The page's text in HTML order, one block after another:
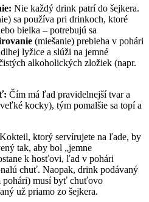
Nie každý drink patrí do šejkera.
sa používa pri drinkoch, ktoré
bielka – potrebujú sa
(miešanie) prebieha v pohári
lyžice a slúži na jemné
alkoholických zložiek (napr.
Čím má ľad pravidelnejší tvar a
kocky), tým pomalšie sa topí a
Kokteil, ktorý servírujete na ľade, by
tak, aby bol „jemne
k hosťovi, ľad v pohári
chuť. Naopak, drink podávaný
musí byť chuťovo
už priamo zo šejkera.